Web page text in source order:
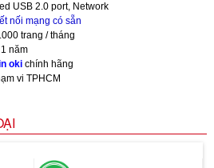
USB 2.0 port, Network
nối mạng có sẵn
trang / tháng
năm
oki chính hãng
vi TPHCM